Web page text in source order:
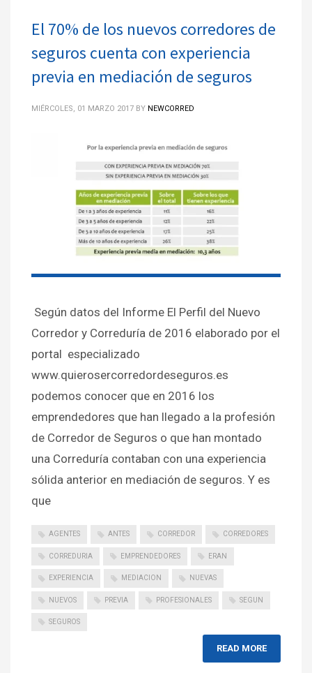
El 70% de los nuevos corredores de
seguros cuenta con experiencia
previa en mediación de seguros
MIÉRCOLES, 01 MARZO 2017 BY NEWCORRED
Según datos del Informe El Perfil del Nuevo
Corredor y Correduría de 2016 elaborado por el
portal especializado
www.quierosercorredordeseguros.es
podemos conocer que en 2016 los
emprendedores que han llegado a la profesión
de Corredor de Seguros o que han montado
una Correduría contaban con una experiencia
sólida anterior en mediación de seguros. Y es
que
AGENTES ANTES CORREDOR CORREDORES
CORREDURIA EMPRENDEDORES ERAN
EXPERIENCIA MEDIACION NUEVAS
NUEVOS PREVIA PROFESIONALES SEGUN
SEGUROS
READ MORE